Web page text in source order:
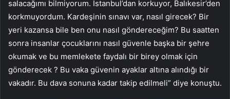
salacağımı bilmiyorum. İstanbul’dan korkuyor, Balıkesir’den
korkmuyordum. Kardeşinin sınavı var, nasıl girecek? Bir
yeri kazansa bile ben onu nasıl göndereceğim? Bu saatten
sonra insanlar çocuklarını nasıl güvenle başka bir şehre
okumak ve bu memlekete faydalı bir birey olmak için
gönderecek ? Bu vaka güvenin ayaklar altına alındığı bir
vakadır. Bu dava sonuna kadar takip edilmeli” diye konuştu.